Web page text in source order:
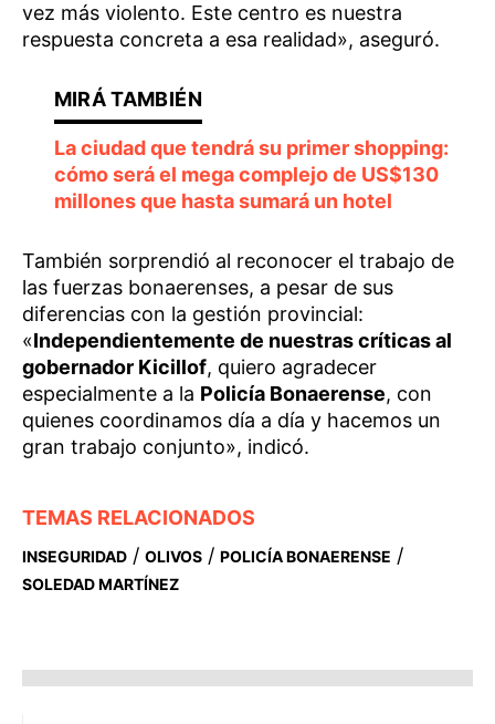
vez más violento. Este centro es nuestra
respuesta concreta a esa realidad», aseguró.
La ciudad que tendrá su primer shopping:
cómo será el mega complejo de US$130
millones que hasta sumará un hotel
También sorprendió al reconocer el trabajo de
las fuerzas bonaerenses, a pesar de sus
diferencias con la gestión provincial:
«Independientemente de nuestras críticas al
gobernador Kicillof, quiero agradecer
especialmente a la Policía Bonaerense, con
quienes coordinamos día a día y hacemos un
gran trabajo conjunto», indicó.
TEMAS RELACIONADOS
INSEGURIDAD / OLIVOS / POLICÍA BONAERENSE /
SOLEDAD MARTÍNEZ